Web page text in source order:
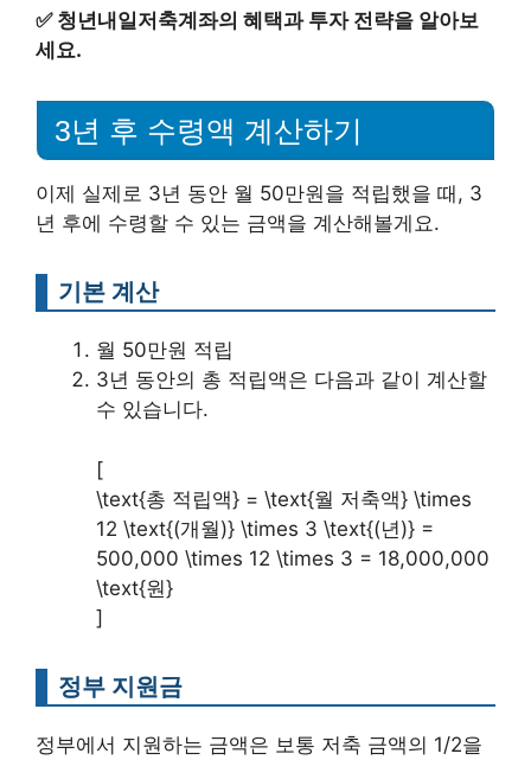
✅ 청년내일저축계좌의 혜택과 투자 전략을 알아보
세요.
3년 후 수령액 계산하기
이제 실제로 3년 동안 월 50만원을 적립했을 때, 3
년 후에 수령할 수 있는 금액을 계산해볼게요.
기본 계산
월 50만원 적립
3년 동안의 총 적립액은 다음과 같이 계산할
수 있습니다.
[
\text{총 적립액} = \text{월 저축액} \times
12 \text{(개월)} \times 3 \text{(년)} =
500,000 \times 12 \times 3 = 18,000,000
\text{원}
]
정부 지원금
정부에서 지원하는 금액은 보통 저축 금액의 1/2을